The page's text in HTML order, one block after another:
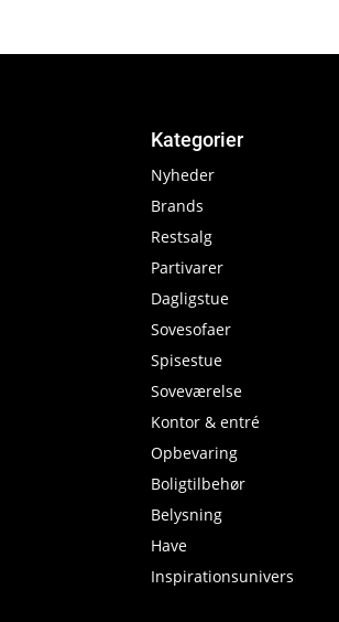
Kategorier
Nyheder
Brands
Restsalg
Partivarer
Dagligstue
Sovesofaer
Spisestue
Soveværelse
Kontor & entré
Opbevaring
Boligtilbehør
Belysning
Have
Inspirationsunivers